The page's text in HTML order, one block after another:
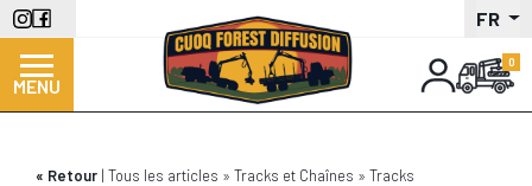
Aller
au
contenu
principal
FR
MENU
Retour Tous les articles Tracks et Chaînes
Tracks